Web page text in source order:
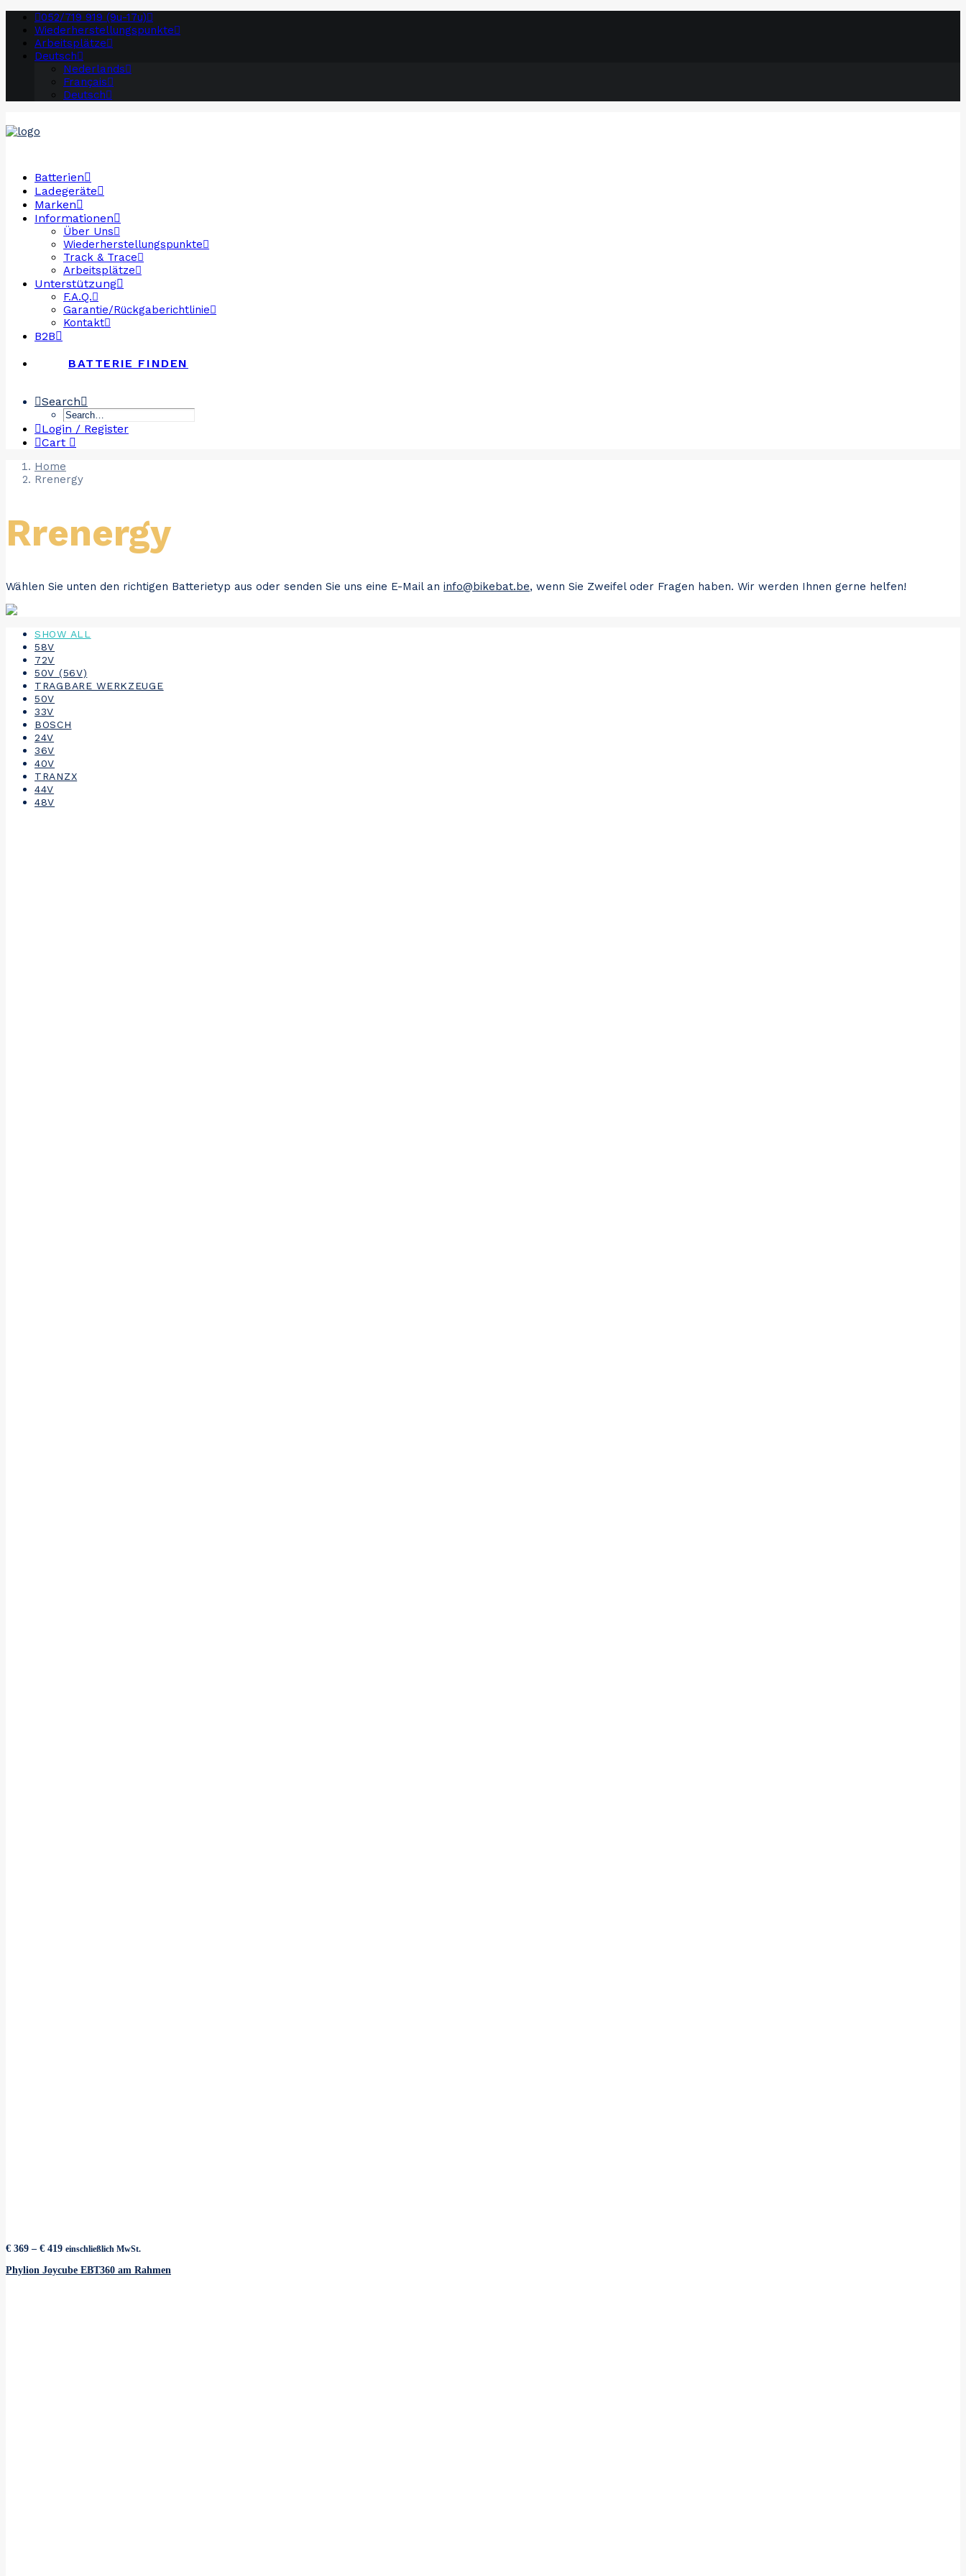
052/719 919 (9u-17u)
Wiederherstellungspunkte
Arbeitsplätze
Deutsch
Nederlands
Français
Deutsch
Batterien
Ladegeräte
Marken
Informationen
Über Uns
Wiederherstellungspunkte
Track & Trace
Arbeitsplätze
Unterstützung
F.A.Q.
Garantie/Rückgaberichtlinie
Kontakt
B2B
BATTERIE FINDEN
Search
Login / Register
Cart
Home
Rrenergy
Rrenergy
Wählen Sie unten den richtigen Batterietyp aus oder senden Sie uns eine E-Mail an info@bikebat.be, wenn Sie Zweifel oder Fragen haben. Wir werden Ihnen gerne helfen!
SHOW ALL
58V
72V
50V (56V)
TRAGBARE WERKZEUGE
50V
33V
BOSCH
24V
36V
40V
TRANZX
44V
48V
€ 369 – € 419Preisspanne:
bis
einschließlich MwSt.
Phylion Joycube EBT360 am Rahmen